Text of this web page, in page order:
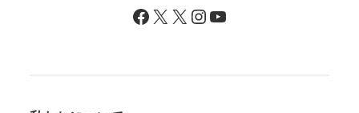
Facebook X X InstagramYouTube